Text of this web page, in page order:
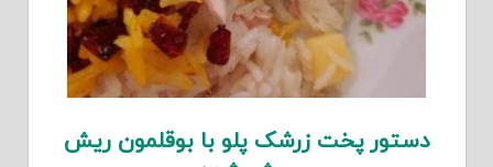
دستور پخت زرشک پلو با بوقلمون ریش